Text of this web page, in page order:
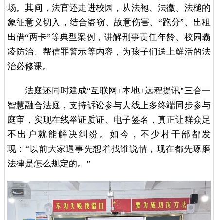
场。其间，法官还走进校园，从法袍、法徽、法槌的
象征意义切入，结合盗窃、故意伤害、“跑分”、出租
出借“两卡”等典型案例，讲解刑事责任年龄、校园霸
凌防治、帮信罪警示等内容，为孩子们送上鲜活的法
治必修课。
法庭还同时建成“互联网+本地+远程提讯”三合一
智慧融合法庭，支持诉讼参与人线上多终端同步参与
庭审，实现在线举证质证、电子签名，真正让群众足
不出户就能解决纠纷。如今，不少村干部都发
现：“以前大家遇事先想着找谁说情，现在都先琢磨
法律是怎么规定的。”